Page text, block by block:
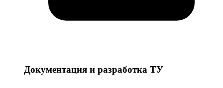
Документация и разработка ТУ